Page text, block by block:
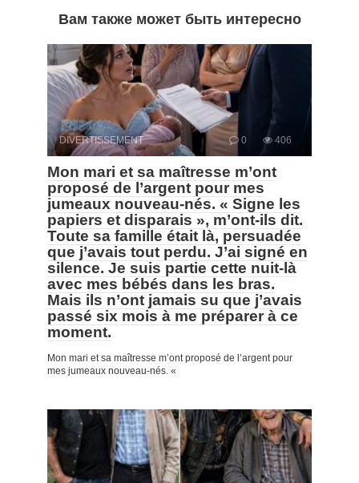
Вам также может быть интересно
DIVERTISSEMENT 0 406
Mon mari et sa maîtresse m’ont
proposé de l’argent pour mes
jumeaux nouveau-nés. « Signe les
papiers et disparais », m’ont-ils dit.
Toute sa famille était là, persuadée
que j’avais tout perdu. J’ai signé en
silence. Je suis partie cette nuit-là
avec mes bébés dans les bras.
Mais ils n’ont jamais su que j’avais
passé six mois à me préparer à ce
moment.
Mon mari et sa maîtresse m’ont proposé de l’argent pour
mes jumeaux nouveau-nés. «